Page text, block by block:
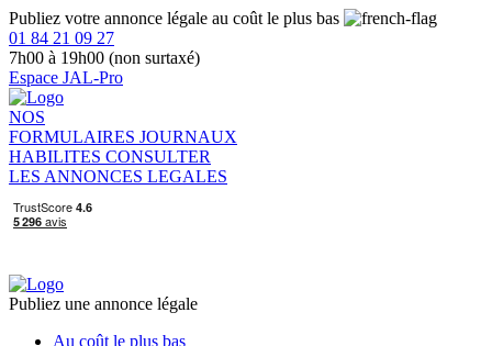
Publiez votre annonce légale au coût le plus bas
01 84 21 09 27
7h00 à 19h00 (non surtaxé)
Espace JAL-Pro
NOS
FORMULAIRES JOURNAUX
HABILITES CONSULTER
LES ANNONCES LEGALES
Publiez une annonce légale
Au coût le plus bas